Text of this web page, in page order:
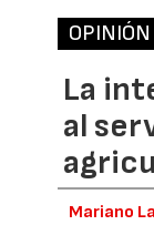
OPINIÓN
La
al
Mariano